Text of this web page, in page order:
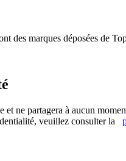
marques déposées de
ne partagera à aucun
veuillez consulter la